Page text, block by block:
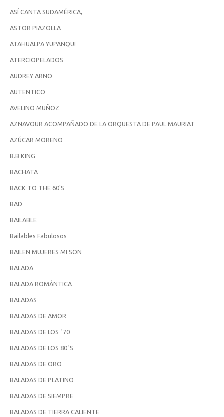
ASÍ CANTA SUDAMÉRICA,
ASTOR PIAZOLLA
ATAHUALPA YUPANQUI
ATERCIOPELADOS
AUDREY ARNO
AUTENTICO
AVELINO MUÑOZ
AZNAVOUR ACOMPAÑADO DE LA ORQUESTA DE PAUL MAURIAT
AZÚCAR MORENO
B.B KING
BACHATA
BACK TO THE 60'S
BAD
BAILABLE
Bailables Fabulosos
BAILEN MUJERES MI SON
BALADA
BALADA ROMÁNTICA
BALADAS
BALADAS DE AMOR
BALADAS DE LOS ´70
BALADAS DE LOS 80´S
BALADAS DE ORO
BALADAS DE PLATINO
BALADAS DE SIEMPRE
BALADAS DE TIERRA CALIENTE